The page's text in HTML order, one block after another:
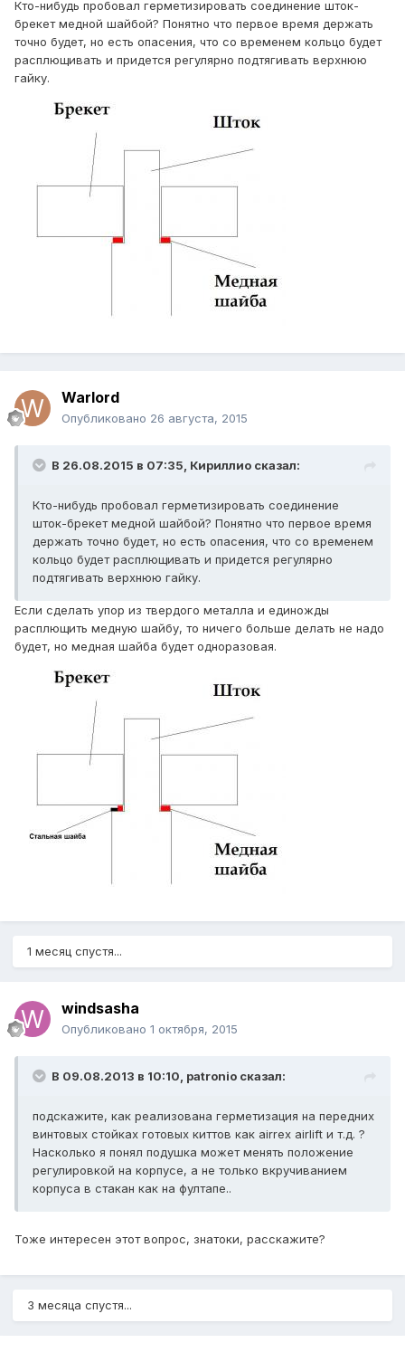
Кто-нибудь пробовал герметизировать соединение шток-
брекет медной шайбой? Понятно что первое время держать
точно будет, но есть опасения, что со временем кольцо будет
расплющивать и придется регулярно подтягивать верхнюю
гайку.
Warlord
Опубликовано 26 августа, 2015
В 26.08.2015 в 07:35, Кириллио сказал:
Кто-нибудь пробовал герметизировать соединение
шток-брекет медной шайбой? Понятно что первое время
держать точно будет, но есть опасения, что со временем
кольцо будет расплющивать и придется регулярно
подтягивать верхнюю гайку.
Если сделать упор из твердого металла и единожды
расплющить медную шайбу, то ничего больше делать не надо
будет, но медная шайба будет одноразовая.
1 месяц спустя...
windsasha
Опубликовано 1 октября, 2015
В 09.08.2013 в 10:10, patronio сказал:
подскажите, как реализована герметизация на передних
винтовых стойках готовых киттов как airrex airlift и т.д. ?
Насколько я понял подушка может менять положение
регулировкой на корпусе, а не только вкручиванием
корпуса в стакан как на фултапе..
Тоже интересен этот вопрос, знатоки, расскажите?
3 месяца спустя...